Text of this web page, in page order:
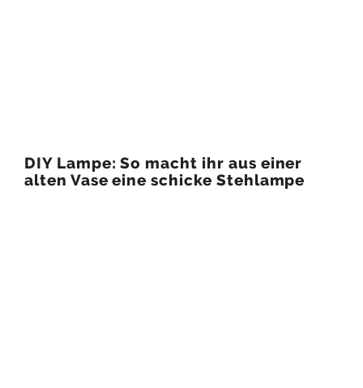
DIY Lampe: So macht ihr aus einer
alten Vase eine schicke Stehlampe